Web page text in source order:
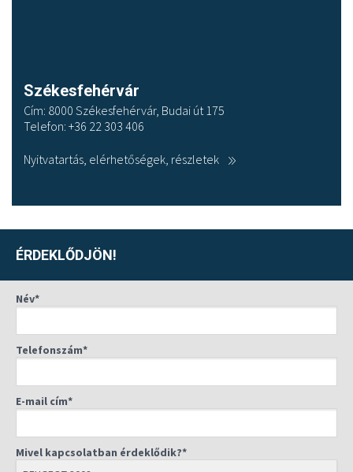
Székesfehérvár
Cím: 8000 Székesfehérvár, Budai út 175
Telefon: +36 22 303 406
Nyitvatartás, elérhetőségek, részletek
ÉRDEKLŐDJÖN!
Név*
Telefonszám*
E-mail cím*
Mivel kapcsolatban érdeklődik?*